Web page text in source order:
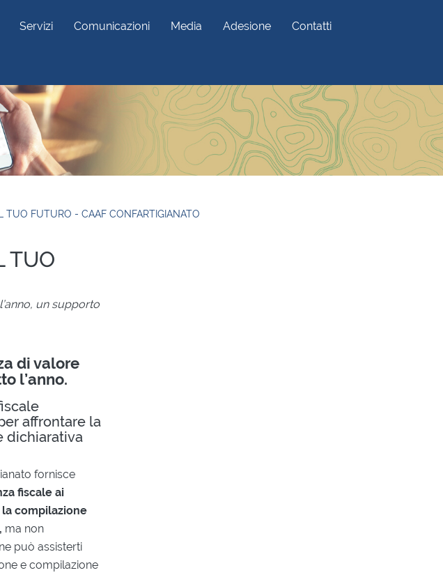
Servizi Comunicazioni Media Adesione Contatti
FUTURO - CAAF CONFARTIGIANATO
TUO
un supporto
di valore
l’anno.
affrontare la
dichiarativa
fornisce
fiscale ai
compilazione
ma non
può assisterti
e compilazione